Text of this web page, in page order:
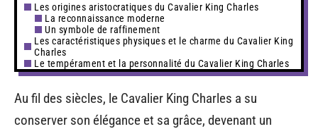
Les origines aristocratiques du Cavalier King Charles
La reconnaissance moderne
Un symbole de raffinement
Les caractéristiques physiques et le charme du Cavalier King
Charles
Le tempérament et la personnalité du Cavalier King Charles
Au fil des siècles, le Cavalier King Charles a su
conserver son élégance et sa grâce, devenant un